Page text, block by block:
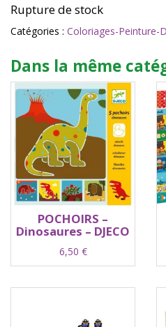
Rupture de stock
Catégories : Coloriages-Peinture-
Dans la même
POCHOIRS –
Dinosaures – DJECO
6,50 €